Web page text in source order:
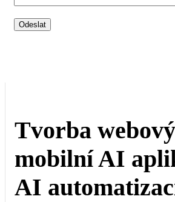
Tvorba
mobilní AI
AI